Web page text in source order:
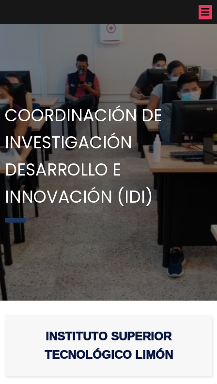
COORDINACIÓN DE
INVESTIGACIÓN
DESARROLLO E
INNOVACIÓN (IDI)
INSTITUTO SUPERIOR
TECNOLÓGICO LIMÓN